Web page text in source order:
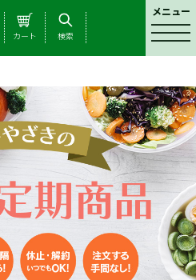
メニュー
t
l
e
n
a
v
i
g
a
t
i
o
n
カート 検索